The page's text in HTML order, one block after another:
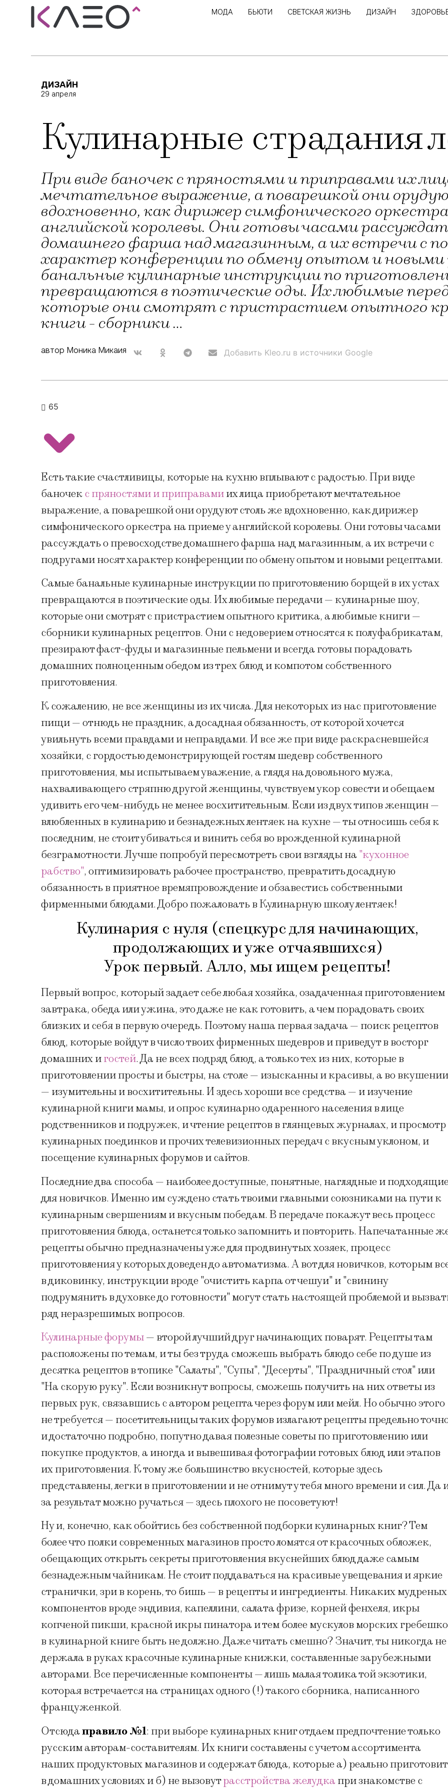
МОДА БЬЮТИ СВЕТСКАЯ ЖИЗНЬ ДИЗАЙН
ДИЗАЙН
29 апреля
Кулинарные страдания
При виде баночек с пряностями и приправами их
мечтательное выражение, а поварешкой они
вдохновенно, как дирижер симфонического
английской королевы. Они готовы часами
домашнего фарша над магазинным, а их встречи с
характер конференции по обмену опытом и
банальные кулинарные инструкции по
превращаются в поэтические оды. Их любимые
которые они смотрят с пристрастием опытного
книги - сборники …
автор Моника Микаия Добавить Kleo.ru в источники Google
65
Есть такие счастливицы, которые на кухню вплывают с радостью. При виде
баночек с пряностями и приправамиих лица приобретают мечтательное
выражение, а поварешкой они орудуют столь же вдохновенно, как дирижер
симфонического оркестра на приеме у английской королевы. Они готовы часами
рассуждать о превосходстве домашнего фарша над магазинным, а их встречи с
подругами носят характер конференции по обмену опытом и новыми рецептами.
Самые банальные кулинарные инструкции по приготовлению борщей в их устах
превращаются в поэтические оды. Их любимые передачи — кулинарные шоу,
которые они смотрят с пристрастием опытного критика, а любимые книги —
сборники кулинарных рецептов. Они с недоверием относятся к полуфабрикатам,
презирают фаст-фуды и магазинные пельмени и всегда готовы порадовать
домашних полноценным обедом из трех блюд и компотом собственного
приготовления.
К сожалению, не все женщины из их числа. Для некоторых из нас приготовление
пищи — отнюдь не праздник, а досадная обязанность, от которой хочется
увильнуть всеми правдами и неправдами. И все же при виде раскрасневшейся
хозяйки, с гордостью демонстрирующей гостям шедевр собственного
приготовления, мы испытываем уважение, а глядя на довольного мужа,
нахваливающего стряпню другой женщины, чувствуем укор совести и обещаем
удивить его чем-нибудь не менее восхитительным. Если из двух типов женщин —
влюбленных в кулинарию и безнадежных лентяек на кухне — ты относишь себя к
последним, не стоит убиваться и винить себя во врожденной кулинарной
безграмотности. Лучше попробуй пересмотреть свои взгляды на "кухонное
рабство", оптимизировать рабочее пространство, превратить досадную
обязанность в приятное времяпровождение и обзавестись собственными
фирменными блюдами. Добро пожаловать в Кулинарную школу лентяек!
Кулинария с нуля (спецкурс для начинающих,
продолжающих и уже отчаявшихся)
Урок первый. Алло, мы ищем рецепты!
Первый вопрос, который задает себе любая хозяйка, озадаченная приготовлением
завтрака, обеда или ужина, это даже не как готовить, а чем порадовать своих
близких и себя в первую очередь. Поэтому наша первая задача — поиск рецептов
блюд, которые войдут в число твоих фирменных шедевров и приведут в восторг
домашних игостей. Да не всех подряд блюд, а только тех из них, которые в
приготовлении просты и быстры, на столе — изысканны и красивы, а во вкушении
— изумительны и восхитительны. И здесь хороши все средства — и изучение
кулинарной книги мамы, и опрос кулинарно одаренного населения в лице
родственников и подружек, и чтение рецептов в глянцевых журналах, и просмотр
кулинарных поединков и прочих телевизионных передач с вкусным уклоном, и
посещение кулинарных форумов и сайтов.
Последние два способа — наиболее доступные, понятные, наглядные и
для новичков. Именно им суждено стать твоими главными союзниками на пути к
кулинарным свершениям и вкусным победам. В передаче покажут весь процесс
приготовления блюда, останется только запомнить и повторить. Напечатанные
рецепты обычно предназначены уже для продвинутых хозяек, процесс
приготовления у которых доведен до автоматизма. А вот для новичков, которым
в диковинку, инструкции вроде "очистить карпа от чешуи" и "свинину
подрумянить в духовке до готовности" могут стать настоящей проблемой и
ряд неразрешимых вопросов.
Кулинарные форумы— второй лучший друг начинающих поварят. Рецепты там
расположены по темам, и ты без труда сможешь выбрать блюдо себе по душе из
десятка рецептов в топике "Салаты", "Супы", "Десерты", "Праздничный стол" или
"На скорую руку". Если возникнут вопросы, сможешь получить на них ответы из
первых рук, связавшись с автором рецепта через форум или мейл. Но обычно этого
не требуется — посетительницы таких форумов излагают рецепты предельно
и достаточно подробно, попутно давая полезные советы по приготовлению или
покупке продуктов, а иногда и вывешивая фотографии готовых блюд или этапов
их приготовления. К тому же большинство вкусностей, которые здесь
представлены, легки в приготовлении и не отнимут у тебя много времени и сил. Да
за результат можно ручаться — здесь плохого не посоветуют!
Ну и, конечно, как обойтись без собственной подборки кулинарных книг? Тем
более что полки современных магазинов просто ломятся от красочных обложек,
обещающих открыть секреты приготовления вкуснейших блюд даже самым
безнадежным чайникам. Не стоит поддаваться на красивые увещевания и яркие
странички, зри в корень, то бишь — в рецепты и ингредиенты. Никаких мудреных
компонентов вроде эндивия, капеллини, салата фризе, корней фенхеля, икры
копченой пикши, красной икры пинатора и тем более мускулов морских
в кулинарной книге быть не должно. Даже читать смешно? Значит, ты никогда не
держала в руках красочные кулинарные книжки, составленные зарубежными
авторами. Все перечисленные компоненты — лишь малая толика той экзотики,
которая встречается на страницах одного (!) такого сборника, написанного
француженкой.
Отсюдаправило №1: при выборе кулинарных книг отдаем предпочтение только
русским авторам-составителям. Их книги составлены с учетом ассортимента
наших продуктовых магазинов и содержат блюда, которые а) реально
в домашних условиях и б) не вызовутрасстройства желудка при знакомстве с